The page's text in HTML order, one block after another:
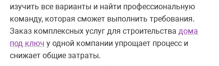
изучить все варианты и найти профессиональную
команду, которая сможет выполнить требования.
Заказ комплексных услуг для строительства дома
под ключ у одной компании упрощает процесс и
снижает общие затраты.